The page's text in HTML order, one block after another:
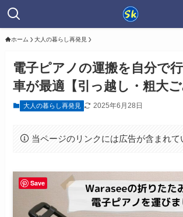
ホーム 大人の暮らし再発見
電子ピアノの運搬を自分で
車が最適【引っ越し・粗大ご
大人の暮らし再発見 2025年6月28日
当ページのリンクには広告が含まれて
Save